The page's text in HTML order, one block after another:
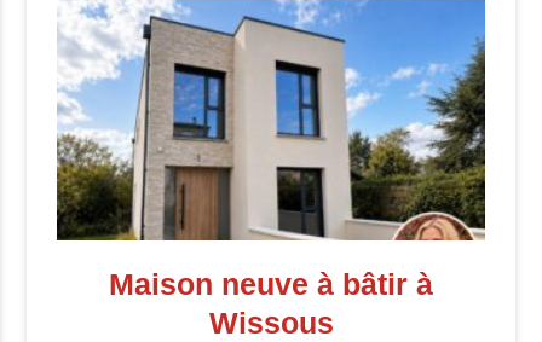
Maison neuve à bâtir à
Wissous